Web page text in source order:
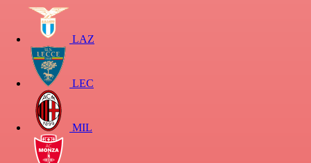
LAZ
LEC
MIL